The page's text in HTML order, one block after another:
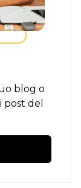
blog o
del